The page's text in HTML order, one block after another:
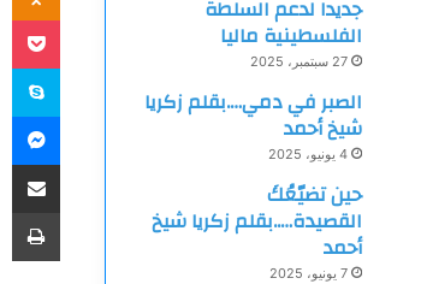
جديدا لدعم السلطة
الفلسطينية ماليا
27 سبتمبر، 2025
الصبر في دمي….بقلم زكريا
شيخ أحمد
4 يونيو، 2025
حين تضيّعُكَ
القصيدة…..بقلم زكريا شيخ
أحمد
7 يونيو، 2025